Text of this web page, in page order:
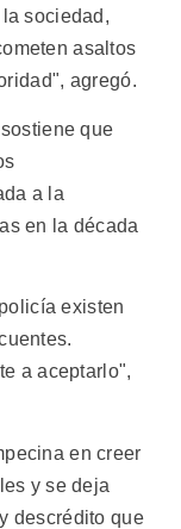
sociedad,
asaltos
agregó.
que
a la
en la década
existen
a aceptarlo",
en creer
y se deja
descrédito que